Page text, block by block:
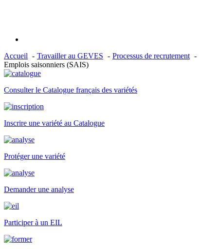
Accueil Travailler au GEVES
Processus de recrutement
Emplois saisonniers (SAIS)
Consulter le Catalogue français des variétés
Inscrire une variété au Catalogue
Protéger une variété
Demander une analyse
Participer à un EIL